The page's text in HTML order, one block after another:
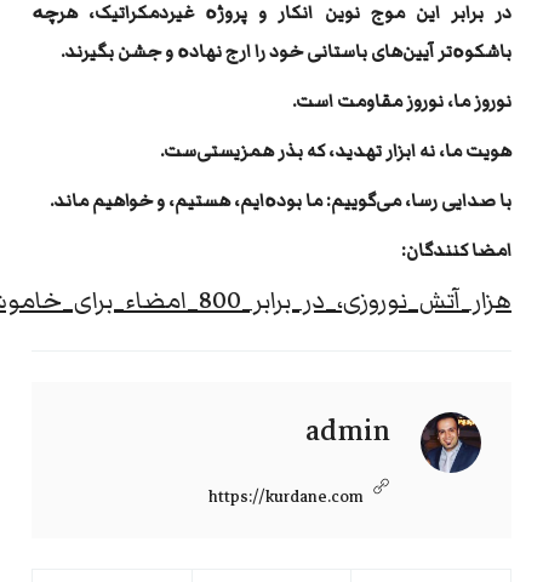
در برابر این موج نوین انکار و پروژە غیردمکراتیک، هرچە
باشکوەتر آیین‌های باستانی خود را ارج نهادە و جشن بگیرند.
نوروز ما، نوروز مقاومت است.
هویت ما، نه ابزار تهدید، که بذر همزیستی‌ست.
با صدایی رسا، می‌گوییم: ما بودەایم، هستیم، و خواهیم ماند.
امضا کنندگان:
admin
https://kurdane.com